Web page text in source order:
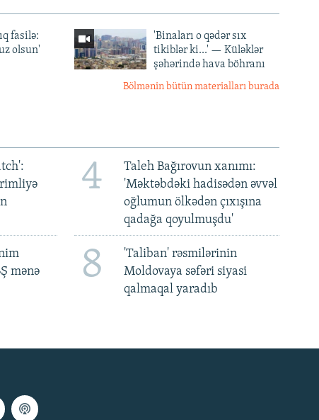
fasilə:
olsun'
'Binaları o qədər sıx
tikiblər ki...' — Küləklər
şəhərində hava böhranı
Bölmənin bütün materialları burada
4
Taleh Bağırovun xanımı:
'Məktəbdəki hadisədən əvvəl
oğlumun ölkədən çıxışına
qadağa qoyulmuşdu'
mənə
8
'Taliban' rəsmilərinin
Moldovaya səfəri siyasi
qalmaqal yaradıb